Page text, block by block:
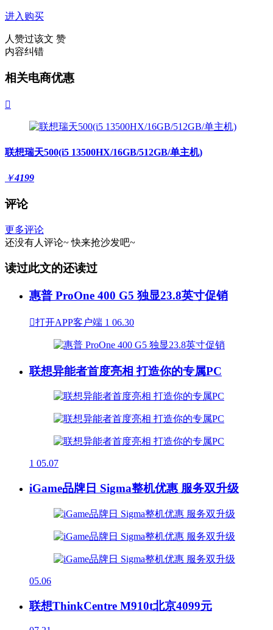
进入购买
人赞过该文 赞
内容纠错
相关电商优惠

联想瑞天500(i5 13500HX/16GB/512GB/单主机)
￥4199
评论
更多评论
还没有人评论~ 快来抢沙发吧~
读过此文的还读过
惠普 ProOne 400 G5 独显23.8英寸促销
打开APP客户端 1 06.30
联想异能者首度亮相 打造你的专属PC
1 05.07
iGame品牌日 Sigma整机优惠 服务双升级
05.06
联想ThinkCentre M910t北京4099元